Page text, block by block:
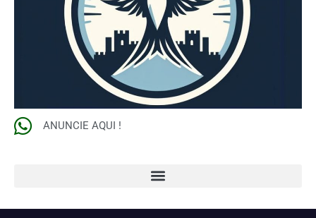
ANUNCIE AQUI !